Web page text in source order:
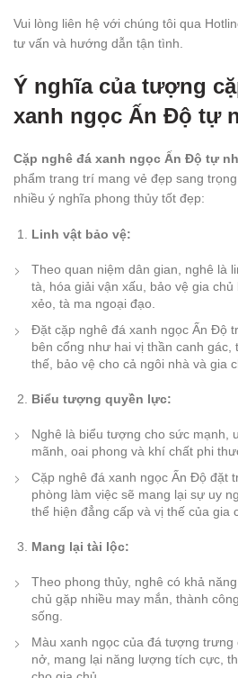
Vui lòng liên hệ với chúng tôi qua
tư vấn và hướng dẫn tận tình.
Ý nghĩa của tượng
xanh ngọc Ấn Độ tự
Cặp nghê đá xanh ngọc Ấn Độ tự
phẩm trang trí mang vẻ đẹp sang
nhiều ý nghĩa phong thủy tốt đẹp:
Linh vật bảo vệ:
Theo quan niệm dân gian, nghê là
tà, hóa giải vận xấu, bảo vệ gia
xẻo, tà ma ngoại đạo.
Đặt cặp nghê đá xanh ngọc Ấn Độ
bên cổng như hai vị thần canh gác,
thế, bảo vệ cho cả ngôi nhà và gia
Biểu tượng quyền lực:
Nghê là biểu tượng cho sức mạnh,
mãnh, oai phong và khí chất phi
Cặp nghê đá xanh ngọc Ấn Độ đặt
phòng làm việc sẽ mang lại sự uy
thể hiện đẳng cấp và vị thế của gia
Mang lại tài lộc:
Theo phong thủy, nghê có khả
chủ gặp nhiều may mắn, thành
sống.
Màu xanh ngọc của đá tượng trưng
nở, mang lại năng lượng tích cực,